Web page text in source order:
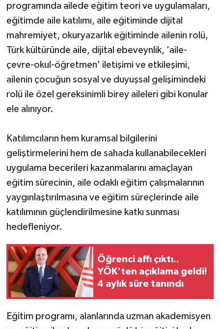
programında ailede eğitim teori ve uygulamaları,
eğitimde aile katılımı, aile eğitiminde dijital
mahremiyet, okuryazarlık eğitiminde ailenin rolü,
Türk kültüründe aile, dijital ebeveynlik, 'aile-
çevre-okul-öğretmen' iletişimi ve etkileşimi,
ailenin çocuğun sosyal ve duyuşsal gelişimindeki
rolü ile özel gereksinimli birey aileleri gibi konular
ele alınıyor.
Katılımcıların hem kuramsal bilgilerini
geliştirmelerini hem de sahada kullanabilecekleri
uygulama becerileri kazanmalarını amaçlayan
eğitim sürecinin, aile odaklı eğitim çalışmalarının
yaygınlaştırılmasına ve eğitim süreçlerinde aile
katılımının güçlendirilmesine katkı sunması
hedefleniyor.
Öğrenci affı çıktı..
YÖK'ten açıklama geldi!
4 aylık süre tanındı
Eğitim programı, alanlarında uzman akademisyen